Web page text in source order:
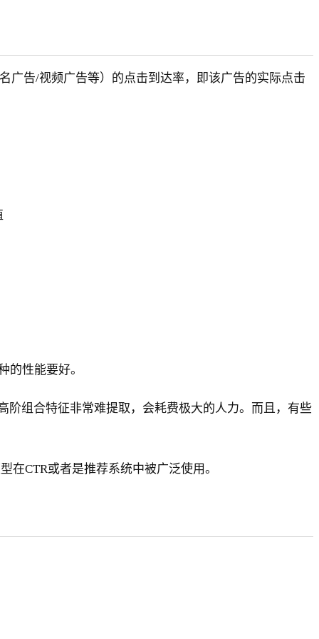
广告/视频广告等）的点击到达率，即该广告的实际点击
的性能要好。
组合特征非常难提取，会耗费极大的人力。而且，有些
在CTR或者是推荐系统中被广泛使用。